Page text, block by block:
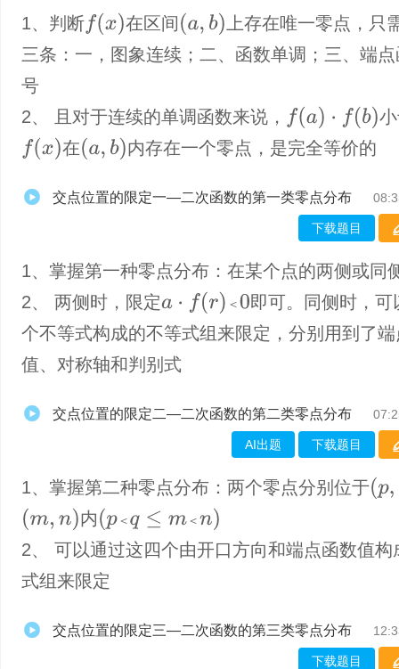
1、判断 (x) 在区间 (a,b
上存在唯一零点，只
三条：一，图象连续；二、函数单调；三、端
号
2、 且对于连续的单调函数来说，
(a)·f(b
(x) 在(a,b 内存在一个零点，是完全等价的
交点位置的限定一—二次函数的第一类零点分布
下载题目
1、掌握第一种零点分布：在某个点的两侧或同
2、 两侧时，限定
＜
a⋅ r ＜0
即可。同侧时，可
个不等式构成的不等式组来限定，分别用到了
值、对称轴和判别式
交点位置的限定二—二次函数的第二类零点分布
AI出题 下载题目
1、​掌握第二种零点分布：两个零点分别位于(p,q
(m,n 内 ＜ ＜
(p＜ ≤m ＜n )
2、 可以通过这四个由开口方向和端点函数值构
式组来限定
交点位置的限定三—二次函数的第三类零点分布
下载题目